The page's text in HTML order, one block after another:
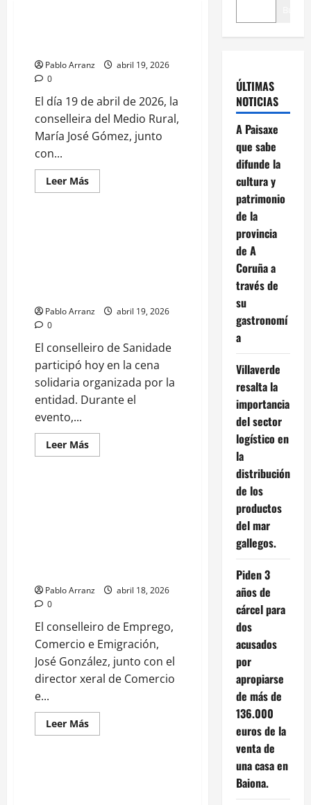
Pablo Arranz
abril 19, 2026
0
El día 19 de abril de 2026, la
conselleira del Medio Rural,
María José Gómez, junto
con...
Leer MásLeer
más
Asociaciones
Cultura y Ocio
Eventos y Actividades
Galicia
Sociedad
Pablo Arranz
abril 19, 2026
0
El conselleiro de Sanidade
participó hoy en la cena
solidaria organizada por la
entidad. Durante el
evento,...
Leer MásLeer
más
en
a
pacientes
oncológicos
y
sus
familias
Asociaciones
Emprendimiento
Galicia
Lugo
Pablo Arranz
abril 18, 2026
0
El conselleiro de Emprego,
Comercio e Emigración,
José González, junto con el
director xeral de Comercio
e...
Leer MásLeer
más
Eventos y Actividades
Galicia
ÚLTIMAS
NOTICIAS
A Paisaxe
que sabe
difunde la
cultura y
patrimonio
de la
provincia
de A
Coruña a
través de
su
gastronomí
a
Villaverde
resalta la
importancia
del sector
logístico en
la
distribución
de los
productos
del mar
gallegos.
Piden 3
años de
cárcel para
dos
acusados
por
apropiarse
de más de
136.000
euros de la
venta de
una casa en
Baiona.